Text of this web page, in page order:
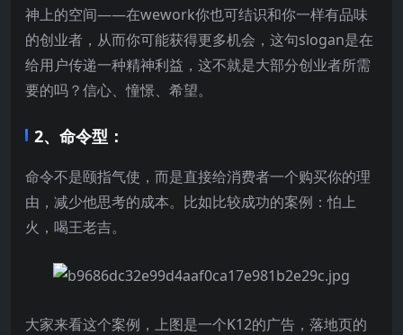
神上的空间——在wework你也可结识和你一样有品味
的创业者，从而你可能获得更多机会，这句slogan是在
给用户传递一种精神利益，这不就是大部分创业者所需
要的吗？信心、憧憬、希望。
2、命令型：
命令不是颐指气使，而是直接给消费者一个购买你的理
由，减少他思考的成本。比如比较成功的案例：怕上
火，喝王老吉。
大家来看这个案例，上图是一个K12的广告，落地页的